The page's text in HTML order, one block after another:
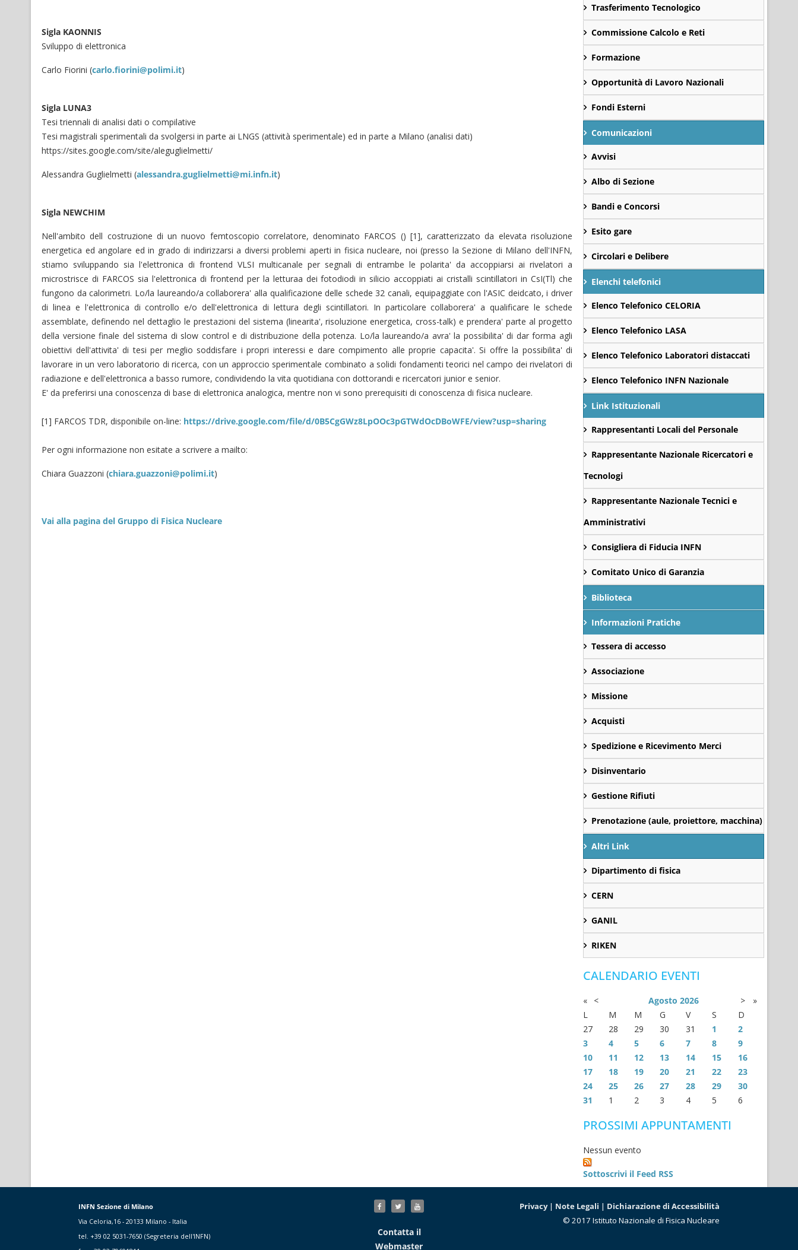
Sigla KAONNIS
Sviluppo di elettronica
Carlo Fiorini (carlo.fiorini@polimi.it)
Sigla LUNA3
Tesi triennali di analisi dati o compilative
Tesi magistrali sperimentali da svolgersi in parte ai LNGS (attività sperimentale) ed in parte a Milano (analisi dati)
https://sites.google.com/site/aleguglielmetti/
Alessandra Guglielmetti (alessandra.guglielmetti@mi.infn.it)
Sigla NEWCHIM
Nell'ambito dell costruzione di un nuovo femtoscopio correlatore, denominato FARCOS () [1], caratterizzato da elevata risoluzione
energetica ed angolare ed in grado di indirizzarsi a diversi problemi aperti in fisica nucleare, noi (presso la Sezione di Milano dell'INFN,
stiamo sviluppando sia l'elettronica di frontend VLSI multicanale per segnali di entrambe le polarita' da accoppiarsi ai rivelatori a
microstrisce di FARCOS sia l'elettronica di frontend per la letturaa dei fotodiodi in silicio accoppiati ai cristalli scintillatori in CsI(Tl) che
fungono da calorimetri. Lo/la laureando/a collaborera' alla qualificazione delle schede 32 canali, equipaggiate con l'ASIC deidcato, i driver
di linea e l'elettronica di controllo e/o dell'elettronica di lettura degli scintillatori. In particolare collaborera' a qualificare le schede
assemblate, definendo nel dettaglio le prestazioni del sistema (linearita', risoluzione energetica, cross-talk) e prendera' parte al progetto
della versione finale del sistema di slow control e di distribuzione della potenza. Lo/la laureando/a avra' la possibilita' di dar forma agli
obiettivi dell'attivita' di tesi per meglio soddisfare i propri interessi e dare compimento alle proprie capacita'. Si offre la possibilita' di
lavorare in un vero laboratorio di ricerca, con un approccio sperimentale combinato a solidi fondamenti teorici nel campo dei rivelatori di
radiazione e dell'elettronica a basso rumore, condividendo la vita quotidiana con dottorandi e ricercatori junior e senior.
E' da preferirsi una conoscenza di base di elettronica analogica, mentre non vi sono prerequisiti di conoscenza di fisica nucleare.
[1] FARCOS TDR, disponibile on-line: https://drive.google.com/file/d/0B5CgGWz8LpOOc3pGTWdOcDBoWFE/view?usp=sharing
Per ogni informazione non esitate a scrivere a mailto:
Chiara Guazzoni (chiara.guazzoni@polimi.it)
Vai alla pagina del Gruppo di Fisica Nucleare
Trasferimento Tecnologico
Commissione Calcolo e Reti
Formazione
Opportunità di Lavoro Nazionali
Fondi Esterni
Comunicazioni
Avvisi
Albo di Sezione
Bandi e Concorsi
Esito gare
Circolari e Delibere
Elenchi telefonici
Elenco Telefonico CELORIA
Elenco Telefonico LASA
Elenco Telefonico Laboratori distaccati
Elenco Telefonico INFN Nazionale
Link Istituzionali
Rappresentanti Locali del Personale
Rappresentante Nazionale Ricercatori e
Tecnologi
Rappresentante Nazionale Tecnici e
Amministrativi
Consigliera di Fiducia INFN
Comitato Unico di Garanzia
Biblioteca
Informazioni Pratiche
Tessera di accesso
Associazione
Missione
Acquisti
Spedizione e Ricevimento Merci
Disinventario
Gestione Rifiuti
Prenotazione (aule, proiettore, macchina)
Altri Link
Dipartimento di fisica
CERN
GANIL
RIKEN
CALENDARIO EVENTI
« < Agosto 2026 >
»
L
M M G V S
D
27
28 29 30 31 1
2
3
4 5 6 7 8
9
10
11 12 13 14 15
16
17
18 19 20 21 22
23
24
25 26 27 28 29
30
31
1 2 3 4 5 6
PROSSIMI APPUNTAMENTI
Nessun evento
Sottoscrivi il Feed RSS
INFN Sezione di Milano
Via Celoria,16 - 20133 Milano - Italia
tel. +39 02 5031-7650 (Segreteria dell'INFN)
Contatta il
Webmaster
Privacy| Note Legali | Dichiarazione di Accessibilità
© 2017 Istituto Nazionale di Fisica Nucleare